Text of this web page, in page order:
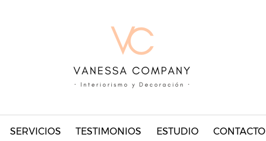
SERVICIOS TESTIMONIOS ESTUDIO CONTACTO